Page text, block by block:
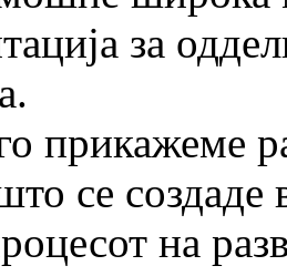
за
прикажеме
се
на